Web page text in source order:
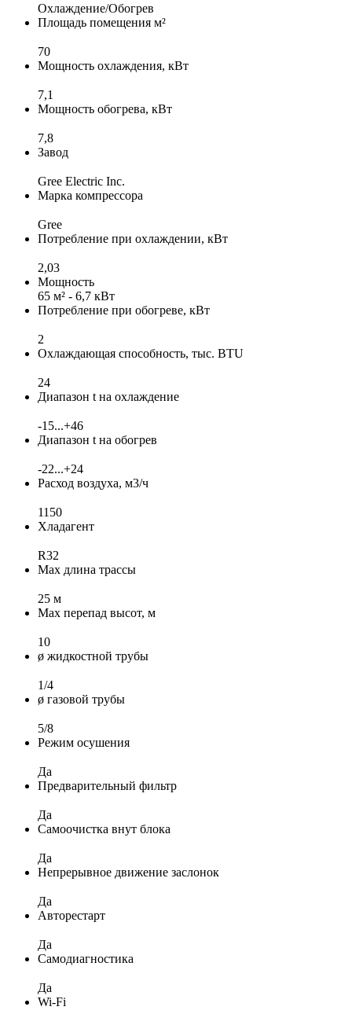
Охлаждение/Обогрев
Площадь помещения м²
70
Мощность охлаждения, кВт
7,1
Мощность обогрева, кВт
7,8
Завод
Gree Electric Inc.
Марка компрессора
Gree
Потребление при охлаждении, кВт
2,03
Мощность
65 м² - 6,7 кВт
Потребление при обогреве, кВт
2
Охлаждающая способность, тыс. BTU
24
Диапазон t на охлаждение
-15...+46
Диапазон t на обогрев
-22...+24
Расход воздуха, м3/ч
1150
Хладагент
R32
Max длина трассы
25 м
Max перепад высот, м
10
ø жидкостной трубы
1/4
ø газовой трубы
5/8
Режим осушения
Да
Предварительный фильтр
Да
Самоочистка внут блока
Да
Непрерывное движение заслонок
Да
Авторестарт
Да
Самодиагностика
Да
Wi-Fi